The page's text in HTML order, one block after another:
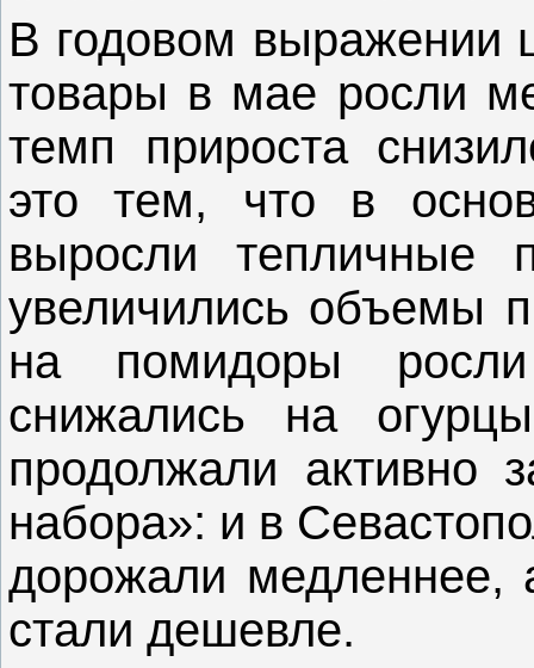
В годовом выражении
товары в мае росли
темп прироста
это тем, что в
выросли тепличные
увеличились объемы
на помидоры
снижались на
продолжали активно
набора»: и в
дорожали медленнее,
стали дешевле.